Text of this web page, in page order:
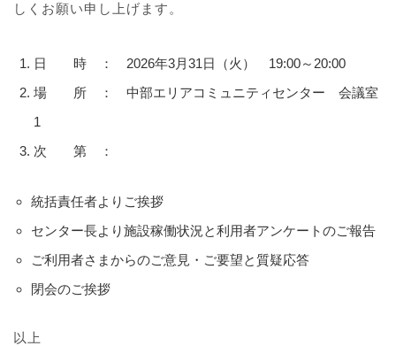
しくお願い申し上げます。
日 時 ： 2026年3月31日（火） 19:00～20:00
場 所 ： 中部エリアコミュニティセンター 会議室
1
次 第 ：
統括責任者よりご挨拶
センター長より施設稼働状況と利用者アンケートのご報告
ご利用者さまからのご意見・ご要望と質疑応答
閉会のご挨拶
以上